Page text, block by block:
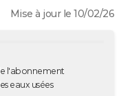
Mise à jour le 10/02/26
l'abonnement
eaux usées